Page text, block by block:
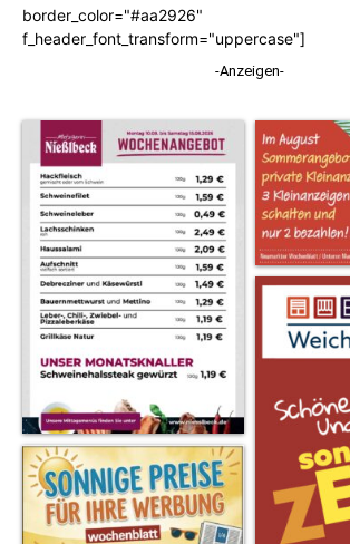
border_color="#aa2926"
f_header_font_transform="uppercase"]
-Anzeigen-